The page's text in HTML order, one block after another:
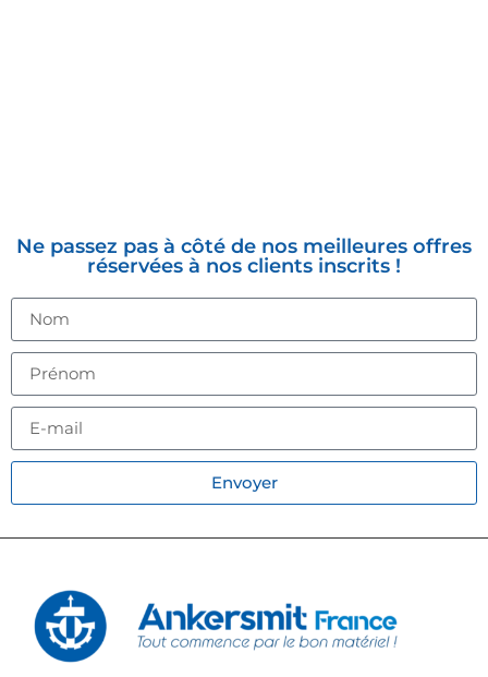
Ne passez pas à côté de nos meilleures offres
réservées à nos clients inscrits !
Envoyer